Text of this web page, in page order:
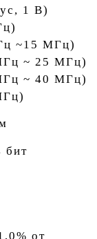
1 В)
~15 МГц)
~ 25 МГц)
~ 40 МГц)
бит
от